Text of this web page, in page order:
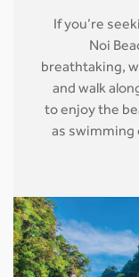
If you’re
Noi
breathtaking,
and walk
to enjoy the
as